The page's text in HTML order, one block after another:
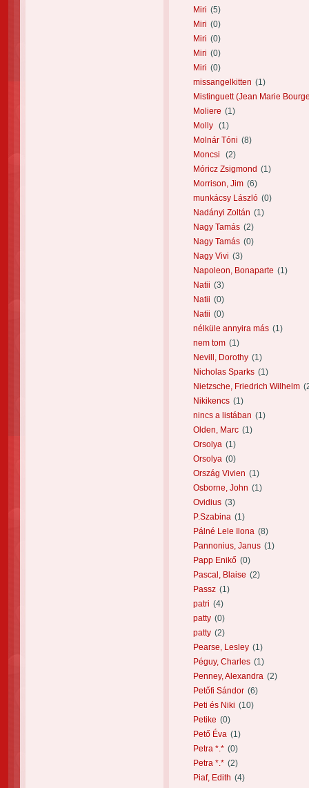
Miri (5)
Miri (0)
Miri (0)
Miri (0)
Miri (0)
missangelkitten (1)
Mistinguett (Jean Marie
Moliere (1)
Molly
(1)
Molnár Tóni (8)
Moncsi
(2)
Móricz Zsigmond (1)
Morrison, Jim (6)
munkácsy László (0)
Nadányi Zoltán (1)
Nagy Tamás (2)
Nagy Tamás (0)
Nagy Vivi (3)
Napoleon, Bonaparte (1)
Natii (3)
Natii (0)
Natii (0)
nélküle annyira más (1)
nem tom (1)
Nevill, Dorothy (1)
Nicholas Sparks (1)
Nietzsche, Friedrich Wilhelm
Nikikencs (1)
nincs a listában (1)
Olden, Marc (1)
Orsolya (1)
Orsolya (0)
Ország Vivien (1)
Osborne, John (1)
Ovidius (3)
P.Szabina (1)
Pálné Lele Ilona (8)
Pannonius, Janus (1)
Papp Enikő (0)
Pascal, Blaise (2)
Passz (1)
patri (4)
patty (0)
patty (2)
Pearse, Lesley (1)
Péguy, Charles (1)
Penney, Alexandra (2)
Petőfi Sándor (6)
Peti és Niki (10)
Petike (0)
Pető Éva (1)
Petra *.* (0)
Petra *.* (2)
Piaf, Edith (4)